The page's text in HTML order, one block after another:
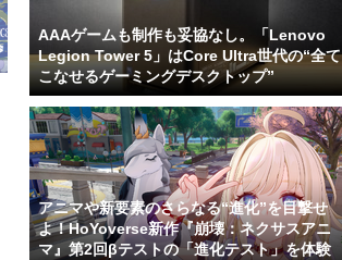
AAAゲームも制作も妥協なし。「Lenovo
Legion Tower 5」はCore Ultra世代の“全て
こなせるゲーミングデスクトップ”
アニマや新要素のさらなる“進化”を目撃せ
よ！HoYoverse新作『崩壊：ネクサスアニ
マ』第2回βテストの「進化テスト」を体験